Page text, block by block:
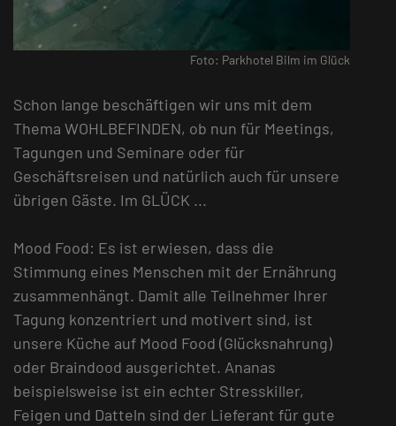
Foto: Parkhotel Bilm im Glück
Schon lange beschäftigen wir uns mit dem
Thema WOHLBEFINDEN, ob nun für Meetings,
Tagungen und Seminare oder für
Geschäftsreisen und natürlich auch für unsere
übrigen Gäste. Im GLÜCK ...
Mood Food: Es ist erwiesen, dass die
Stimmung eines Menschen mit der Ernährung
zusammenhängt. Damit alle Teilnehmer Ihrer
Tagung konzentriert und motivert sind, ist
unsere Küche auf Mood Food (Glücksnahrung)
oder Braindood ausgerichtet. Ananas
beispielsweise ist ein echter Stresskiller,
Feigen und Datteln sind der Lieferant für gute